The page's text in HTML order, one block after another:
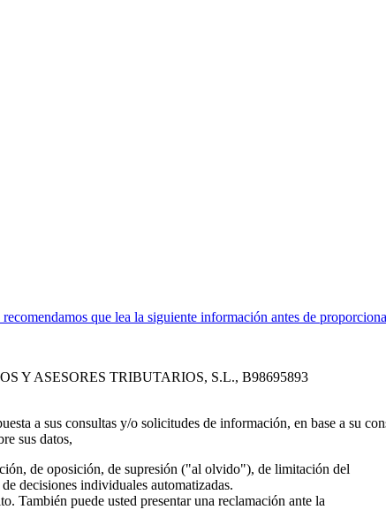
que lea la siguiente información antes de
Y ASESORES TRIBUTARIOS, S.L., B98695893
a sus consultas y/o solicitudes de información, en base a su
sus datos,
de oposición, de supresión ("al olvido"), de limitación del
decisiones individuales automatizadas.
También puede usted presentar una reclamación ante la